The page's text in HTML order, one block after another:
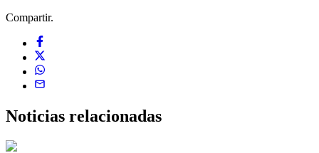
Compartir.
Noticias relacionadas